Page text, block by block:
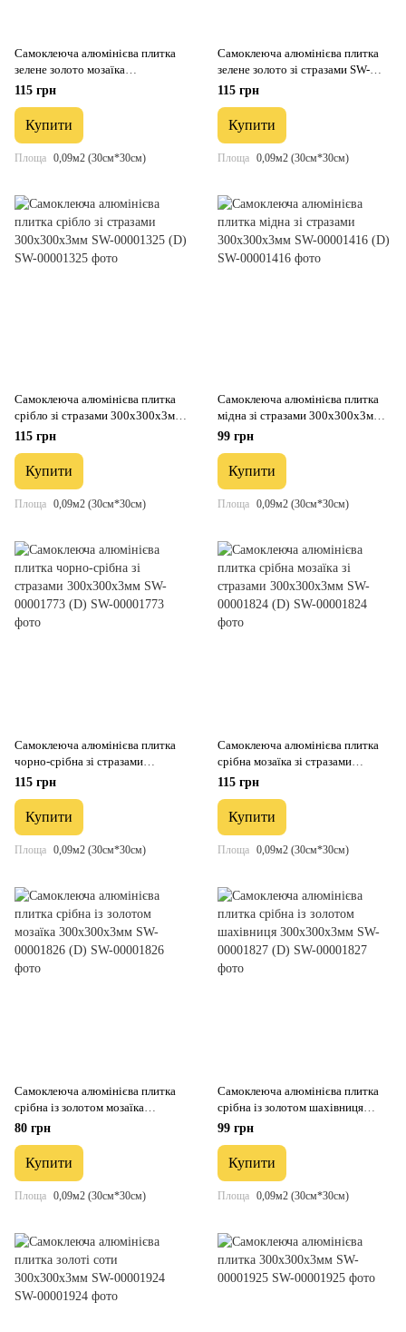
Самоклеюча алюмінієва плитка
зелене золото мозаїка
300х300х3мм SW-00001168 (D)
115 грн
Купити
Площа 0,09м2 (30см*30см)
Самоклеюча алюмінієва плитка
зелене золото зі стразами SW-
00001172 (D)
115 грн
Купити
Площа 0,09м2 (30см*30см)
Самоклеюча алюмінієва плитка
срібло зі стразами 300х300х3мм
SW-00001325 (D)
115 грн
Купити
Площа 0,09м2 (30см*30см)
Самоклеюча алюмінієва плитка
мідна зі стразами 300х300х3мм
SW-00001416 (D)
99 грн
Купити
Площа 0,09м2 (30см*30см)
Самоклеюча алюмінієва плитка
чорно-срібна зі стразами
300х300х3мм SW-00001773 (D)
115 грн
Купити
Площа 0,09м2 (30см*30см)
Самоклеюча алюмінієва плитка
срібна мозаїка зі стразами
300х300х3мм SW-00001824 (D)
115 грн
Купити
Площа 0,09м2 (30см*30см)
Самоклеюча алюмінієва плитка
срібна із золотом мозаїка
300х300х3мм SW-00001826 (D)
80 грн
Купити
Площа 0,09м2 (30см*30см)
Самоклеюча алюмінієва плитка
срібна із золотом шахівниця
300х300х3мм SW-00001827 (D)
99 грн
Купити
Площа 0,09м2 (30см*30см)